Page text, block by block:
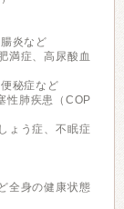
炎など
満症、高尿酸血
秘症など
性肺疾患（COP
ょう症、不眠症
全身の健康状態